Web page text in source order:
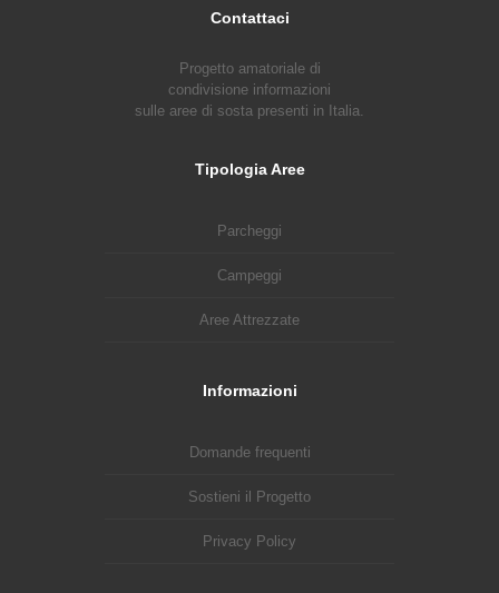
Contattaci
Progetto amatoriale di
condivisione informazioni
sulle aree di sosta presenti in Italia.
Tipologia Aree
Parcheggi
Campeggi
Aree Attrezzate
Informazioni
Domande frequenti
Sostieni il Progetto
Privacy Policy